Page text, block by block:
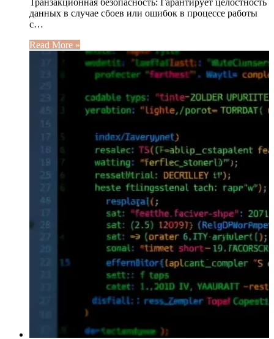
данных в случае сбоев или ошибок в процессе работы
с…
Read More »